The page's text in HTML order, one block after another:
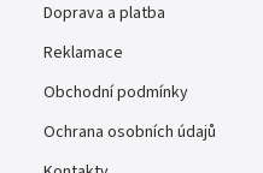
Doprava a platba
Reklamace
Obchodní podmínky
Ochrana osobních údajů